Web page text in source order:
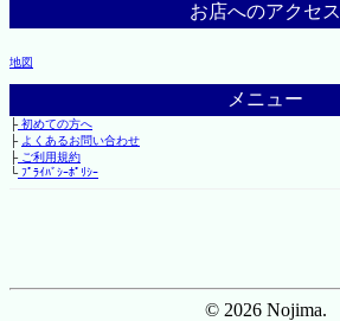
お店へのアクセス
地図
メニュー
├初めての方へ
├ よくあるお問い合わせ
├ご利用規約
└ﾌﾟﾗｲﾊﾞｼｰﾎﾟﾘｼｰ
© 2026 Nojima.